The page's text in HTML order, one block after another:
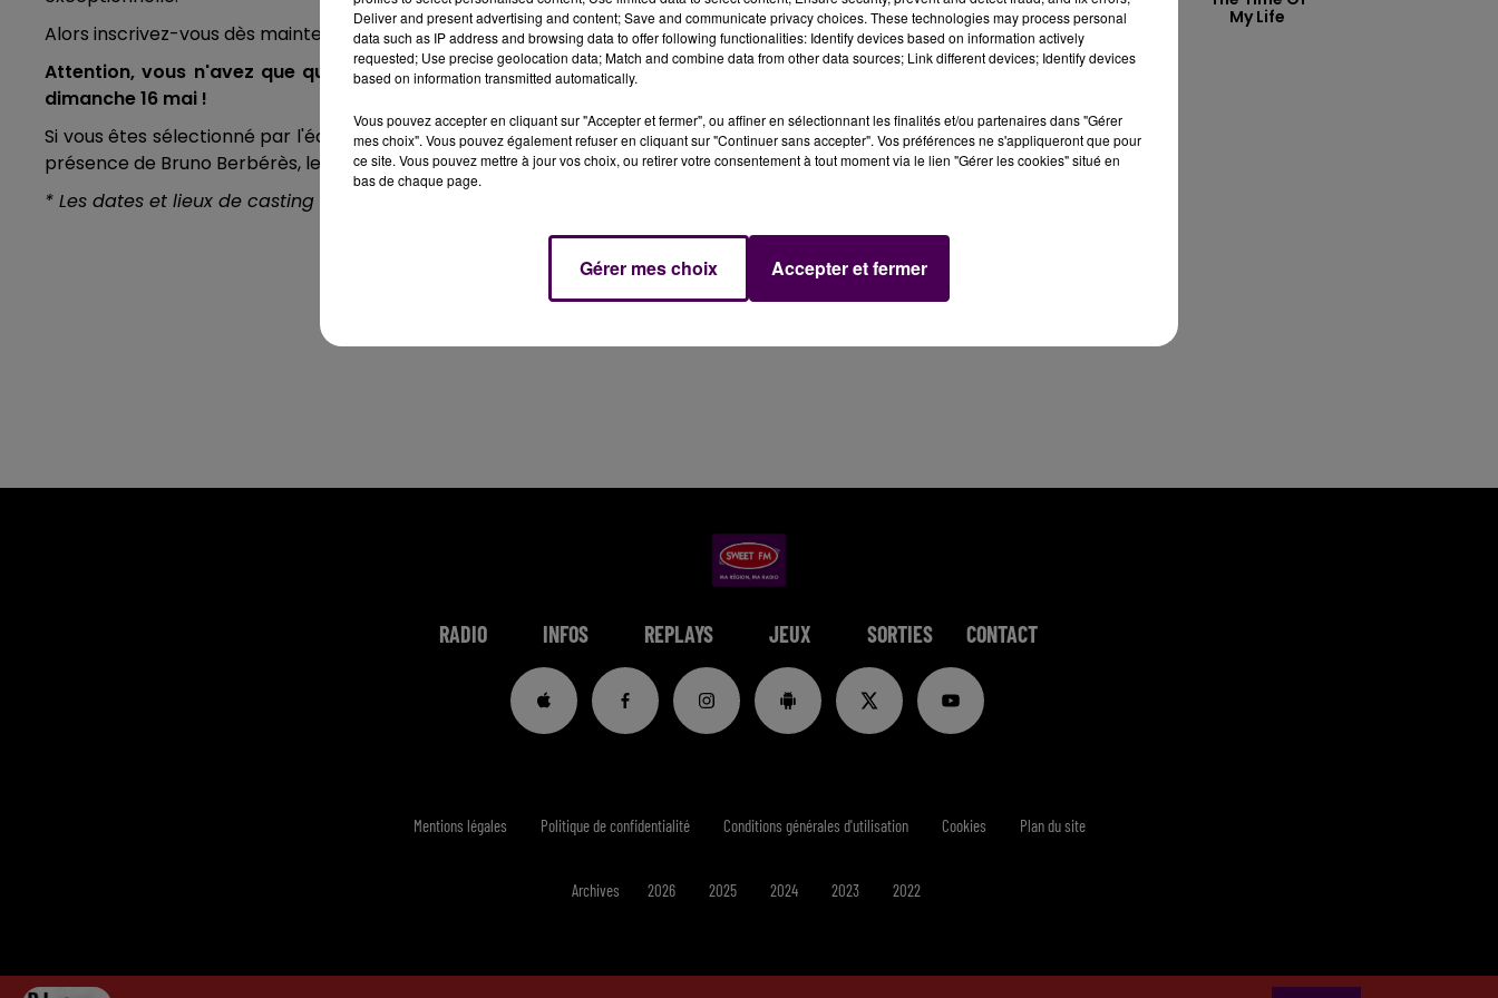
Alors inscrivez-vous dès maintenant encliquant ici!
Attention, vous n'avez que quelques jours pour déposer votre candidature ! Clôture des inscriptions le
dimanche 16 mai !
Si vous êtes sélectionné par l'équipe de Sweet FM, vous serez convoqué au casting* organisé par Sweet FM, en
présence de Bruno Berbérès, le directeur de casting des émissions.
* Les dates et lieux de casting seront communiqués prochainement.
My Life
RADIO INFOS REPLAYS JEUX SORTIES CONTACT
Mentions légales Politique de confidentialité Conditions générales d'utilisation Cookies Plan du site
Archives 2026 2025 2024 2023 2022
Deliver and present advertising and content; Save and communicate privacy choices. These technologies may process personal
data such as IP address and browsing data to offer following functionalities: Identify devices based on information actively
requested; Use precise geolocation data; Match and combine data from other data sources; Link different devices; Identify devices
based on information transmitted automatically.
Vous pouvez accepter en cliquant sur "Accepter et fermer", ou affiner en sélectionnant les finalités et/ou partenaires dans "Gérer
mes choix". Vous pouvez également refuser en cliquant sur "Continuer sans accepter". Vos préférences ne s'appliqueront que pour
ce site. Vous pouvez mettre à jour vos choix, ou retirer votre consentement à tout moment via le lien "Gérer les cookies" situé en
bas de chaque page.
Gérer mes choix Accepter et fermer